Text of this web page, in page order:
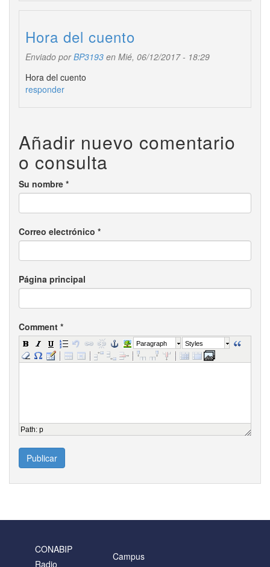
Hora del cuento
Enviado porBP3193 en Mié, 06/12/2017 - 18:29
Hora del cuento
responder
Añadir nuevo comentario
o consulta
Su nombre *
Correo electrónico *
Página principal
Comment *
Paragraph Styles
Path: p
Publicar
CONABIP
Radio
Campus